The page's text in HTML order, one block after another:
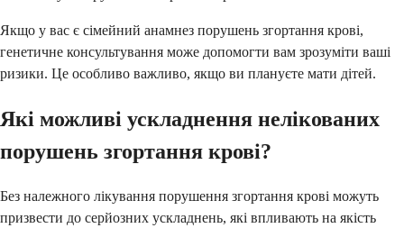
Якщо у вас є сімейний анамнез порушень згортання крові,
генетичне консультування може допомогти вам зрозуміти ваші
ризики. Це особливо важливо, якщо ви плануєте мати дітей.
Які можливі ускладнення нелікованих
порушень згортання крові?
Без належного лікування порушення згортання крові можуть
призвести до серйозних ускладнень, які впливають на якість